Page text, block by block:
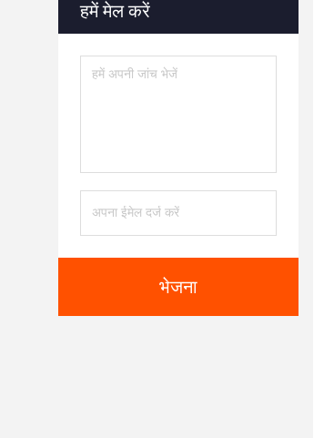
हमें मेल करें
भेजना